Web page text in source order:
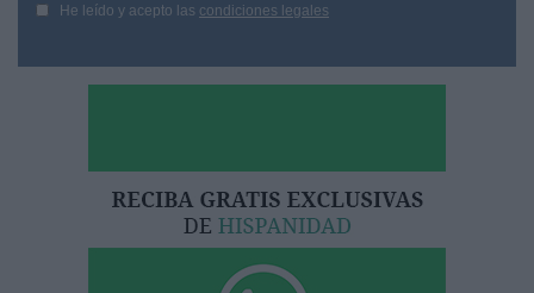
He leído y acepto las condiciones legales